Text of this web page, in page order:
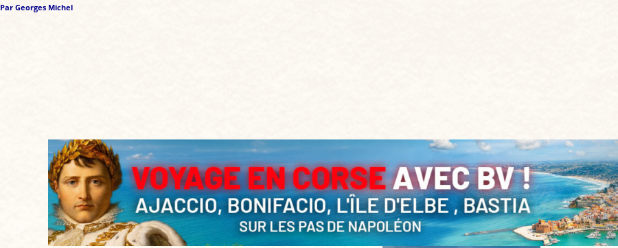
Par Georges Michel